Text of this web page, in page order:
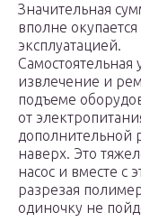
Значительная
вполне
эксплуатацией.
Самостоятельная
извлечение и
подъеме
от
дополнительной
наверх. Это
насос и вместе с
разрезая
одиночку не